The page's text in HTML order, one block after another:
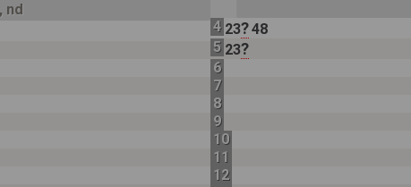
nd
4 23?48
5 23?
6
7
8
9
10
11
12